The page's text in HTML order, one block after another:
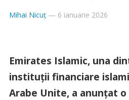
Mihai Nicuț— 6 ianuarie 2026
Emirates Islamic, una
instituții financiare
Arabe Unite, a anunțat